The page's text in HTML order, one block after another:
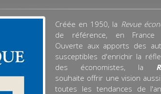
Créée en 1950, la Revue
de référence, en France
Ouverte aux apports des
susceptibles d'enrichir la
des économistes, la
souhaite offrir une vision
toutes les tendances de